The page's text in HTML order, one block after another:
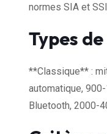
normes SIA et
Types
**Classique** :
automatique,
Bluetooth, 2000-